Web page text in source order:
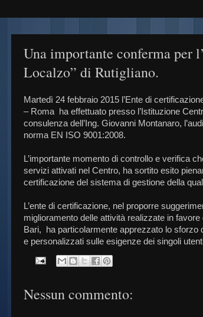
Una importante conferma per
Localzo” di Rutigliano.
Martedì 24 febbraio 2015 l’Ente di
– Roma ha effettuato presso l’Istituzione
consulenza dell’Ing. Giovanni Montanaro,
norma EN ISO 9001:2008.
L’importante momento di controllo e verifica
servizi attivati nel Centro, ha sortito esito
certificazione del sistema di gestione della
L’ente di certificazione, nel proporre
miglioramento delle attività realizzate in
Bari, ha particolarmente apprezzato lo sforzo
e personalizzati sulle esigenze dei singoli
Nessun commento: